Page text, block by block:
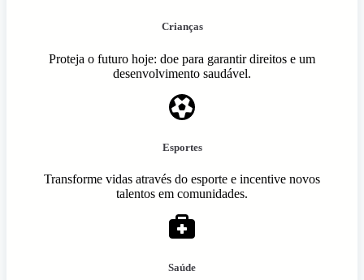
Crianças
Proteja o futuro hoje: doe para garantir direitos e um
desenvolvimento saudável.
Esportes
Transforme vidas através do esporte e incentive novos
talentos em comunidades.
Saúde